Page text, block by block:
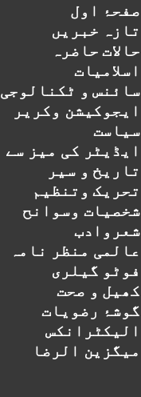
صفحۂ اول
تازہ خبریں
حالات حاضرہ
اسلامیات
سائنس و ٹکنالوجی
ایجوکیشن وکریر
سیاست
ایڈیٹر کی میز سے
تاریخ و سیر
تحریک وتنظیم
شخصیات وسوانح
شعروادب
عالمی منظر نامہ
فوٹو گیلری
کھیل و صحت
گوشۂ رضویات
الیکٹرانکس
میگزین الرضا